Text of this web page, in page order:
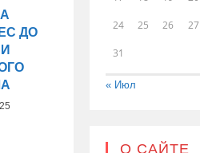
ДО
24 25 26 27
31
« Июл
О САЙТЕ